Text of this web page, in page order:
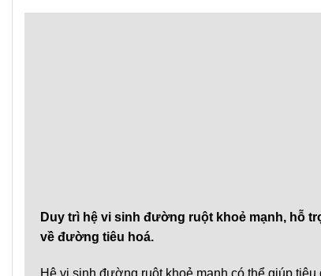
Duy trì hệ vi sinh đường ruột khoẻ mạnh, hỗ
về đường tiêu hoá.
Hệ vi sinh đường ruột khoẻ mạnh có thể giúp